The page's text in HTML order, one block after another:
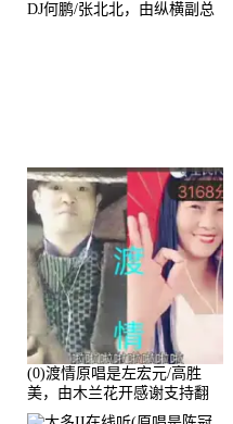
DJ何鹏/张北北，由纵横副总
(0)渡情原唱是左宏元/高胜
美，由木兰花开感谢支持翻
唱(播放:82339)